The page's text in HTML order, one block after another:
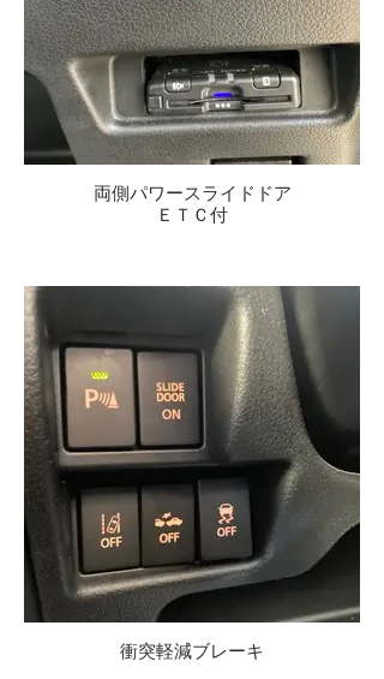
両側パワースライドドア
ＥＴＣ付
衝突軽減ブレーキ